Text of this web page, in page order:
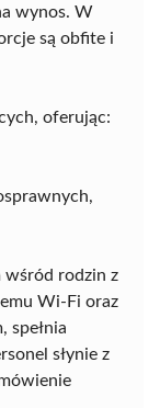
wynos. W
są obfite i
oferując:
wśród rodzin z
Wi-Fi oraz
spełnia
słynie z